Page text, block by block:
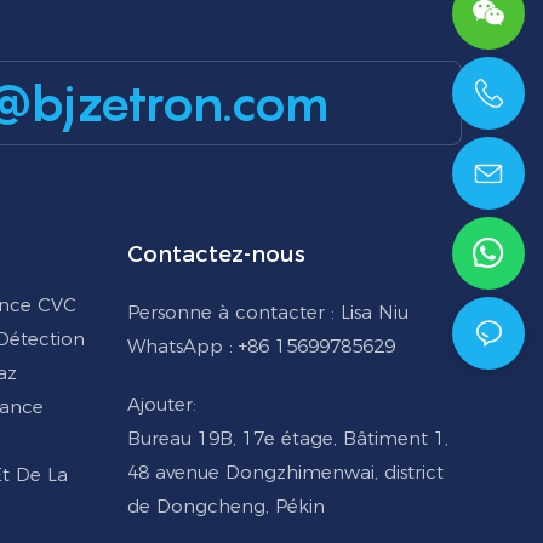
CVC
De La
Contactez-nous
Personne à contacter : Lisa Niu
WhatsApp : +86 15699785629
Ajouter:
Bureau 19B, 17e étage, Bâtiment 1,
48 avenue Dongzhimenwai, district
de Dongcheng, Pékin